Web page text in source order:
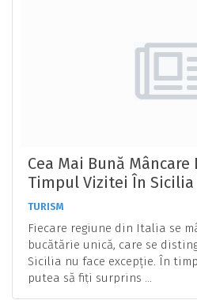
Cea Mai Bună Mâncare
Timpul Vizitei În Sicilia
TURISM
Fiecare regiune din Italia se
bucătărie unică, care se
Sicilia nu face excepție. În
putea să fiți surprins ...